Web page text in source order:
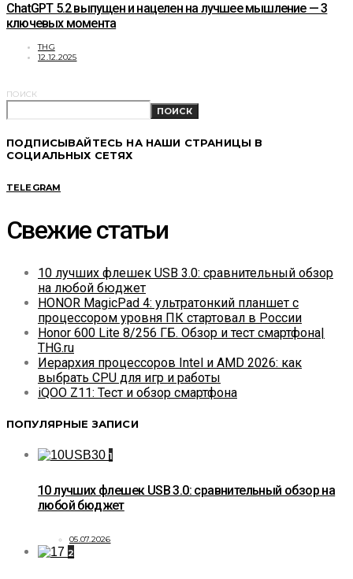
ChatGPT 5.2 выпущен и нацелен на лучшее мышление — 3
ключевых момента
THG
12.12.2025
ПОИСК
ПОИСК
ПОДПИСЫВАЙТЕСЬ НА НАШИ СТРАНИЦЫ В
СОЦИАЛЬНЫХ СЕТЯХ
TELEGRAM
Свежие статьи
10 лучших флешек USB 3.0: сравнительный обзор
на любой бюджет
HONOR MagicPad 4: ультратонкий планшет с
процессором уровня ПК стартовал в России
Honor 600 Lite 8/256 ГБ. Обзор и тест смартфона|
THG.ru
Иерархия процессоров Intel и AMD 2026: как
выбрать CPU для игр и работы
iQOO Z11: Тест и обзор смартфона
ПОПУЛЯРНЫЕ ЗАПИСИ
1
10 лучших флешек USB 3.0: сравнительный обзор на
любой бюджет
05.07.2026
2